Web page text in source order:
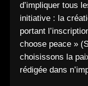
d’impliquer tous
initiative : la
portant
choose peace »
choisissons la
rédigée dans